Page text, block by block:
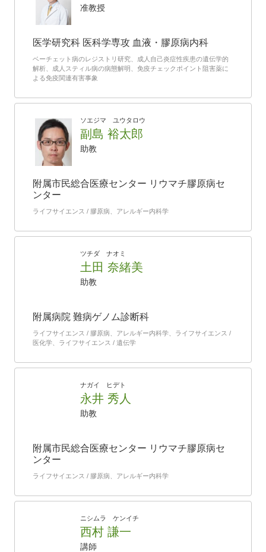
准教授
医学研究科 医科学専攻 血液・膠原病内科
ベーチェット病のレジストリ研究、成人自己炎症性疾患の遺伝学的
解析、成人スティル病の病態解明、免疫チェックポイント阻害薬に
よる免疫関連有害事象
ソエジマ ユウタロウ
副島 裕太郎
助教
附属市民総合医療センター リウマチ膠原病セ
ンター
ライフサイエンス / 膠原病、アレルギー内科学
ツチダ ナオミ
土田 奈緒美
助教
附属病院 難病ゲノム診断科
ライフサイエンス / 膠原病、アレルギー内科学、ライフサイエンス /
医化学、ライフサイエンス / 遺伝学
ナガイ ヒデト
永井 秀人
助教
附属市民総合医療センター リウマチ膠原病セ
ンター
ライフサイエンス / 膠原病、アレルギー内科学
ニシムラ ケンイチ
西村 謙一
講師